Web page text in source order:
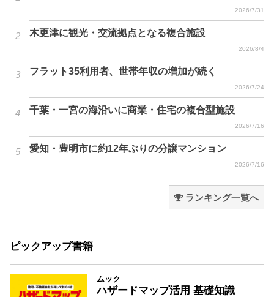
2026/7/31
木更津に観光・交流拠点となる複合施設
2026/8/4
フラット35利用者、世帯年収の増加が続く
2026/7/24
千葉・一宮の海沿いに商業・住宅の複合型施設
2026/7/16
愛知・豊明市に約12年ぶりの分譲マンション
2026/7/16
ランキング一覧へ
ピックアップ書籍
ムック
ハザードマップ活用 基礎知識